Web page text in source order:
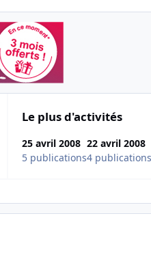
Le plus d'activités
25 avril 2008
5 publications
22 avril 2008
4 publications